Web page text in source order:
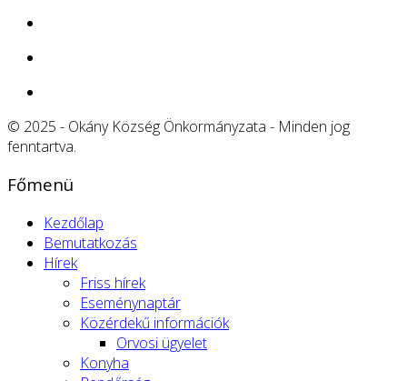
© 2025 - Okány Község Önkormányzata - Minden jog
fenntartva.
Főmenü
Kezdőlap
Bemutatkozás
Hírek
Friss hírek
Eseménynaptár
Közérdekű információk
Orvosi ügyelet
Konyha